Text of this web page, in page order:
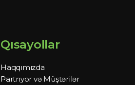
Qısayollar
Haqqımızda
Partnyor və Müştərilər